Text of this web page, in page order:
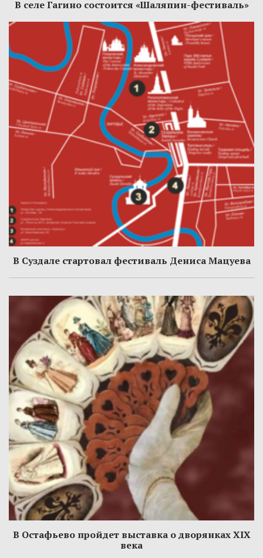
В селе Гагино состоится «Шаляпин-фестиваль»
В Суздале стартовал фестиваль Дениса Мацуева
В Остафьево пройдет выставка о дворянках XIX
века